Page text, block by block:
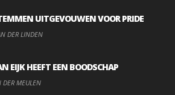
UITGEVOUWEN VOOR PRIDE
DER LINDEN
EIJK HEEFT EEN BOODSCHAP
DER MEULEN